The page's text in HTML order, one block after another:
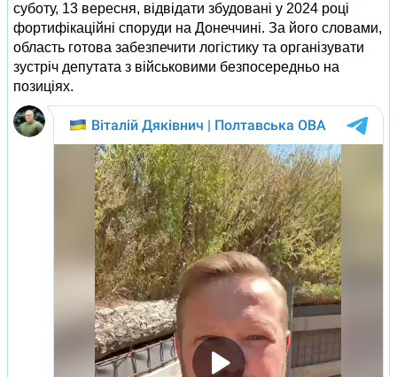
суботу, 13 вересня, відвідати збудовані у 2024 році
фортифікаційні споруди на Донеччині. За його словами,
область готова забезпечити логістику та організувати
зустріч депутата з військовими безпосередньо на
позиціях.